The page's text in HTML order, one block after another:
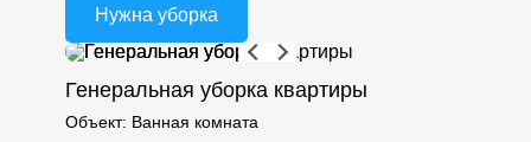
Нужна уборка
Генеральная уборка квартиры
Объект: Ванная комната